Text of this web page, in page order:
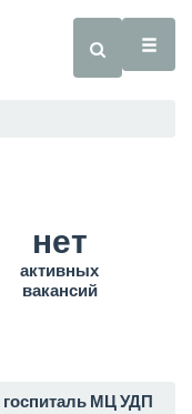
нет
активных
вакансий
госпиталь МЦ УДП